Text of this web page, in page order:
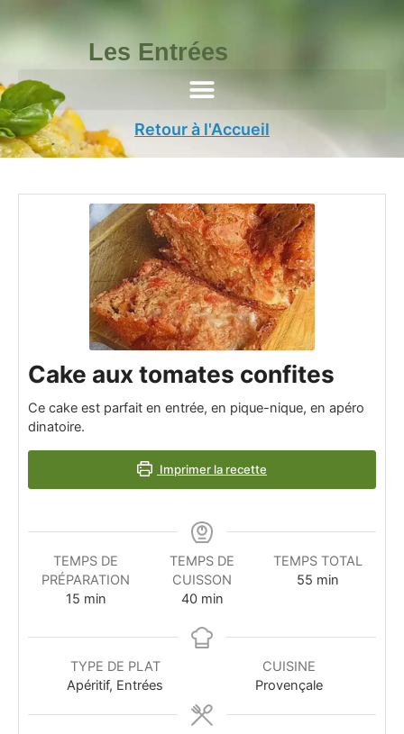
au
Les Entrées
Retour à l'Accueil
Cake aux tomates confites
Ce cake est parfait en entrée, en pique-nique, en apéro
dinatoire.
Imprimer la recette
TEMPS DE
PRÉPARATION
15 min
TEMPS DE
CUISSON
40 min
TEMPS TOTAL
55 min
TYPE DE PLAT
Apéritif, Entrées
CUISINE
Provençale